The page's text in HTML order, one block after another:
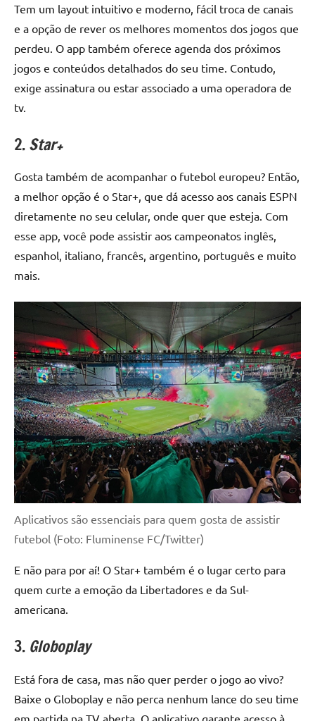
Tem um layout intuitivo e moderno, fácil troca de canais
e a opção de rever os melhores momentos dos jogos que
perdeu. O app também oferece agenda dos próximos
jogos e conteúdos detalhados do seu time. Contudo,
exige assinatura ou estar associado a uma operadora de
tv.
2.Star+
Gosta também de acompanhar o futebol europeu? Então,
a melhor opção é o Star+, que dá acesso aos canais ESPN
diretamente no seu celular, onde quer que esteja. Com
esse app, você pode assistir aos campeonatos inglês,
espanhol, italiano, francês, argentino, português e muito
mais.
Aplicativos são essenciais para quem gosta de assistir
futebol (Foto: Fluminense FC/Twitter)
E não para por aí! O Star+ também é o lugar certo para
quem curte a emoção da Libertadores e da Sul-
americana.
3. Globoplay
Está fora de casa, mas não quer perder o jogo ao vivo?
Baixe o Globoplay e não perca nenhum lance do seu time
em partida na TV aberta. O aplicativo garante acesso à